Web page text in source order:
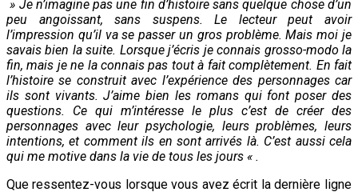
» Je n’imagine pas une fin d’histoire sans quelque chose d’un
peu angoissant, sans suspens. Le lecteur peut avoir
l’impression qu’il va se passer un gros problème. Mais moi je
savais bien la suite. Lorsque j’écris je connais grosso-modo la
fin, mais je ne la connais pas tout à fait complètement. En fait
l’histoire se construit avec l’expérience des personnages car
ils sont vivants. J’aime bien les romans qui font poser des
questions. Ce qui m’intéresse le plus c’est de créer des
personnages avec leur psychologie, leurs problèmes, leurs
intentions, et comment ils en sont arrivés là. C’est aussi cela
qui me motive dans la vie de tous les jours « .
Que ressentez-vous lorsque vous avez écrit la dernière ligne